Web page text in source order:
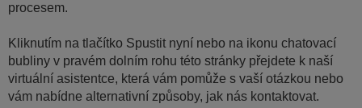
procesem.
Kliknutím na tlačítko Spustit nyní nebo na ikonu chatovací
bubliny v pravém dolním rohu této stránky přejdete k naší
virtuální asistentce, která vám pomůže s vaší otázkou nebo
vám nabídne alternativní způsoby, jak nás kontaktovat.